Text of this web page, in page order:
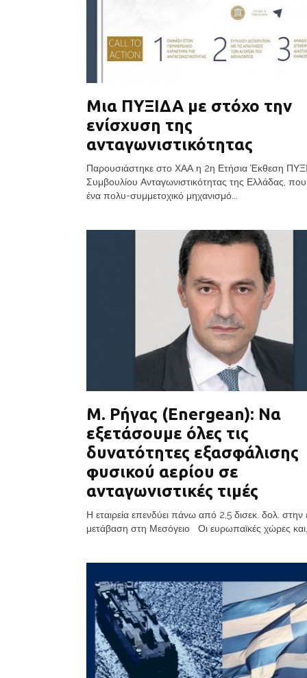
Μια ΠΥΞΙΔΑ με στόχο την
ενίσχυση της
ανταγωνιστικότητας
Παρουσιάστηκε στο ΧΑΑ η 2η Ετήσια Έκθεση
Συμβουλίου Ανταγωνιστικότητας της Ελλάδας, που
ένα πολυ-συμμετοχικό μηχανισμό...
Μ. Ρήγας (Energean): Να
εξετάσουμε όλες τις
δυνατότητες εξασφάλισης
φυσικού αερίου σε
ανταγωνιστικές τιμές
Η εταιρεία επενδύει πάνω από 2,5 δισεκ. δολ. στην
μετάβαση στη Μεσόγειο Οι ευρωπαϊκές χώρες